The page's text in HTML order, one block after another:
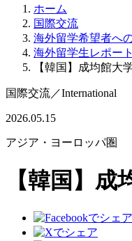
ホーム
国際交流
海外留学希望者へ
海外留学生レポー
【韓国】成均館大
国際交流／International
2026.05.15
アジア・ヨーロッパ圏
【韓国】成